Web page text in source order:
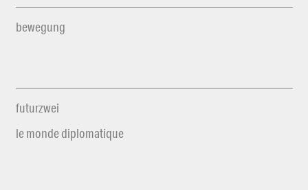
bewegung
futurzwei
le monde diplomatique